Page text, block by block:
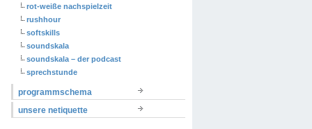
rot-weiße nachspielzeit
rushhour
softskills
soundskala
soundskala – der podcast
sprechstunde
programmschema
unsere netiquette